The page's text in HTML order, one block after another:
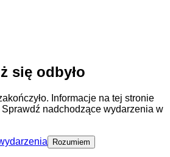
się odbyło
Informacje na tej stronie
nadchodzące wydarzenia w
Rozumiem